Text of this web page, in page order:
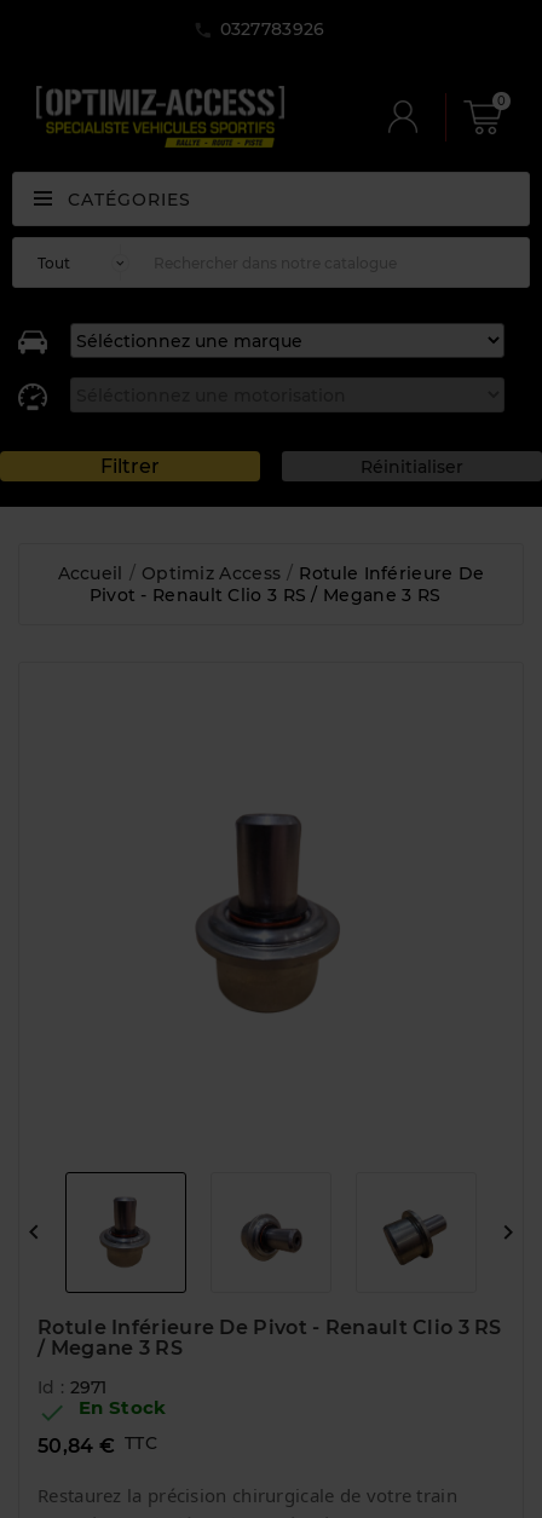
0327783926
0
CATÉGORIES
Accueil Optimiz Access
Rotule Inférieure De
Pivot - Renault Clio 3 RS / Megane 3 RS
 
Rotule Inférieure De Pivot - Renault Clio 3 RS
/ Megane 3 RS
Id : 2971

En Stock
50,84 € TTC
Restaurez la précision chirurgicale de votre train